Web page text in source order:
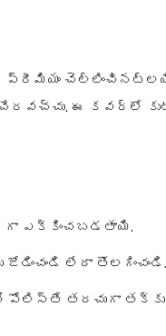
ప్రీమియం
ఈ కవర్‌లో
ఎక్కించబడతాయి.
లేదా తొలగించండి.
తరచుగా